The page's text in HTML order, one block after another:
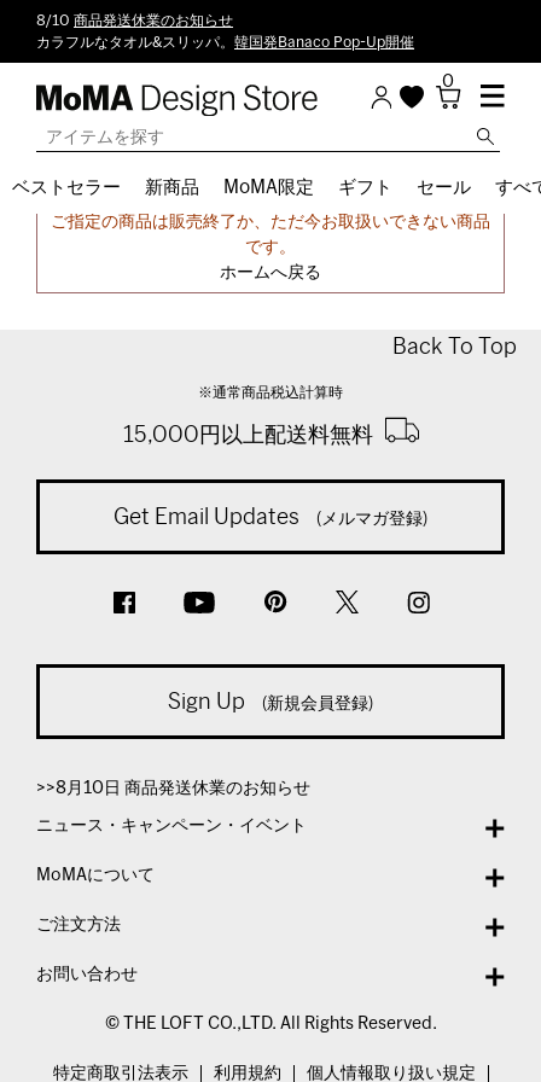
8/10 商品発送休業のお知らせ
カラフルなタオル&スリッパ。 韓国発Banaco Pop-Up開催
0
ベストセラー 新商品 MoMA限定 ギフト セール すべ
申し訳ございません。
ご指定の商品は販売終了か、ただ今お取扱いできない商品
です。
ホームへ戻る
Back To Top
※通常商品税込計算時
15,000円以上配送料無料
Get Email Updates (メルマガ登録)
Sign Up (新規会員登録)
>>8月10日 商品発送休業のお知らせ
ニュース・キャンペーン・イベント
MoMAについて
ご注文方法
お問い合わせ
© THE LOFT CO.,LTD. All Rights Reserved.
特定商取引法表示 利用規約 個人情報取り扱い規定